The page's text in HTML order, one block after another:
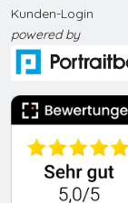
Kunden-Login
powered by